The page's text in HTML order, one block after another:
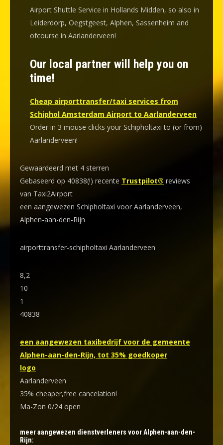
Airport Shuttle Service in Hollands Midden, so also in
Leiderdorp, Oegstgeest, Alphen, Sassenheim and
ofcourse in Aarlanderveen!
Our local partner will help you on
time!
Cheap airporttransfer/taxi services from
Schiphol Amsterdam Airport to Aarlanderveen
Order in 3 mouse clicks your Schipholtaxi to (or from)
Aarlanderveen!
Gewaardeerd met 4 sterren
Gebaseerd op 40838(!) recente Trustpilot® reviews
van Taxi2Airport
een aangewezen Schipholtaxi voor Aarlanderveen,
Alphen-aan-den-Rijn
airporttransfer-schipholtaxi Aarlanderveen
8,2
10
1
40838
een aangewezen taxibedrijf voor de gemeente
Alphen-aan-den-Rijn, tot 35% goedkoper
logo
Aarlanderveen
35% cheaper,free cancelation!
Ma-Zon 0/24 open
meer aangewezen dienstverleners voor Alphen-aan-den-
Rijn: